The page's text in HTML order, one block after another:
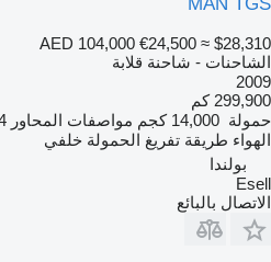
AED 104,000 €24,500 ≈ $28,310
الشاحنات - شاحنة قلابة
2009
299,900 كم
حمولة 14,000 كجم مواصفات المحاور
الهواء طريقة تفريغ الحمولة خلفي
بولندا
Esell
الاتصال بالبائع